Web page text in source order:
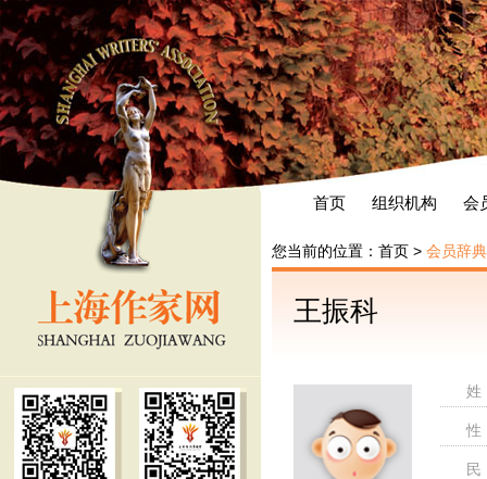
首页 组织机构 会
您当前的位置： 首页 > 会员辞典
王振科